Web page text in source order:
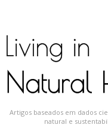
Artigos baseados em dados
natural e